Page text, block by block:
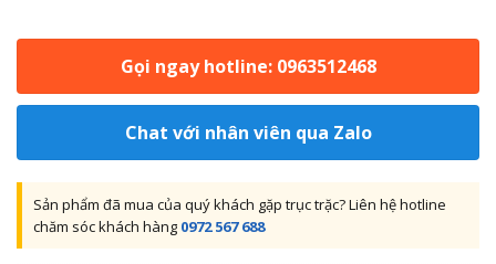
Gọi ngay hotline: 0963512468
Chat với nhân viên qua Zalo
Sản phẩm đã mua của quý khách gặp trục trặc? Liên hệ hotline
chăm sóc khách hàng 0972 567 688